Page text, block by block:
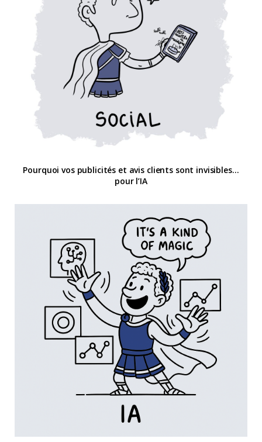
Pourquoi vos publicités et avis clients sont invisibles…
pour l’IA